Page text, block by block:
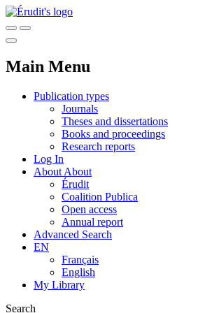
Main Menu
Publication types
Journals
Theses and dissertations
Books and proceedings
Research reports
Log In
About About
Érudit
Coalition Publica
Open access
Annual report
Advanced Search
EN
Français
English
My Library
Search